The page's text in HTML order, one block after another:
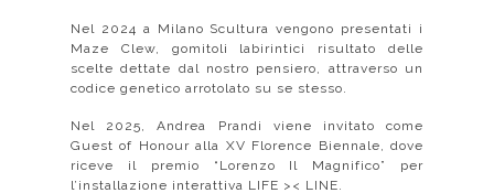
Nel 2024 a Milano Scultura vengono presentati i
Maze Clew, gomitoli labirintici risultato delle
scelte dettate dal nostro pensiero, attraverso un
codice genetico arrotolato su se stesso.
Nel 2025, Andrea Prandi viene invitato come
Guest of Honour alla XV Florence Biennale, dove
riceve il premio “Lorenzo Il Magnifico” per
l’installazione interattiva LIFE >< LINE.